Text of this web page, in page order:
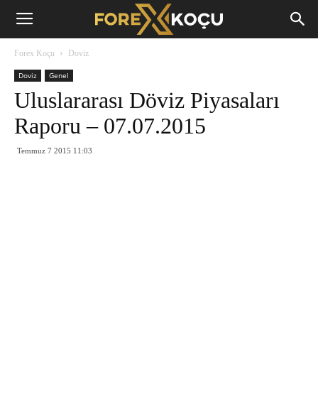
Forex
Forex Koçu Doviz
Doviz Genel
Uluslararası Döviz Piyasaları
Raporu – 07.07.2015
Temmuz 7 2015 11:03